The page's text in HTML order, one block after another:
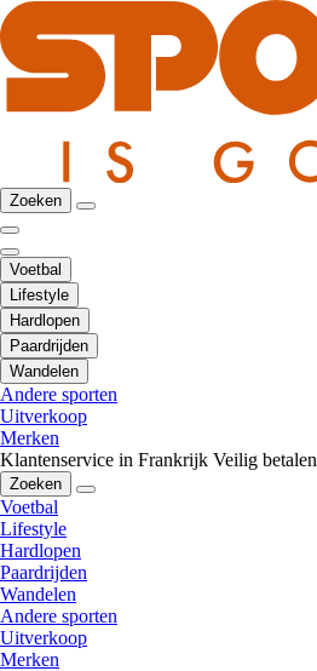
Zoeken
Voetbal
Lifestyle
Hardlopen
Paardrijden
Wandelen
Andere sporten
Uitverkoop
Merken
Klantenservice in Frankrijk Veilig betalen
Zoeken
Voetbal
Lifestyle
Hardlopen
Paardrijden
Wandelen
Andere sporten
Uitverkoop
Merken